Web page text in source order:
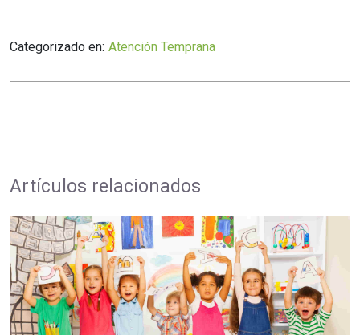
Categorizado en: Atención Temprana
Artículos relacionados